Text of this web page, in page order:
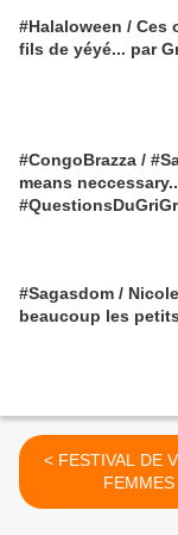
#Halaloween / Ces
fils de yéyé... par
#CongoBrazza /
means
#Sagasdom /
beaucoup les
< FESTIVAL DE VOIX DE
FEMMES